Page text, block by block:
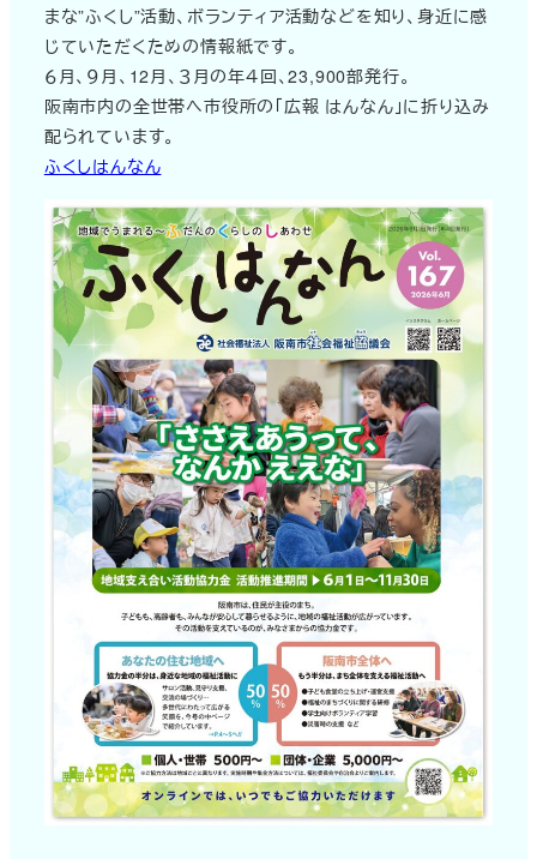
まな”ふくし”活動、ボランティア活動などを知り、身近に感
じていただくための情報紙です。
６月、９月、12月、３月の年４回、23,900部発行。
阪南市内の全世帯へ市役所の「広報 はんなん」に折り込み
配られています。
ふくしはんなん